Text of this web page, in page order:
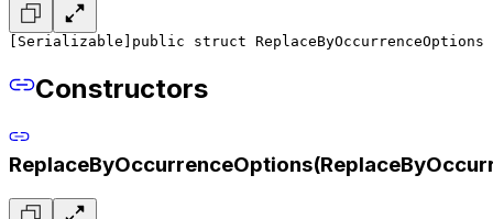
[Serializable] public struct ReplaceByOccurrenceOptions
Constructors